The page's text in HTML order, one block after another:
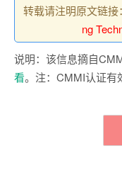
转载请注明原文链接：
ng
说明：该信息摘自
看。注：CMMI认证有